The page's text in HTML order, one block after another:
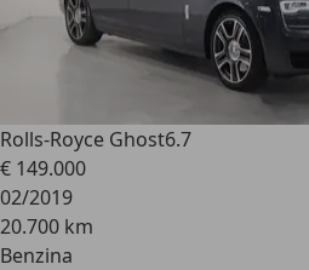
Rolls-Royce Ghost6.7
€ 149.000
02/2019
20.700 km
Benzina